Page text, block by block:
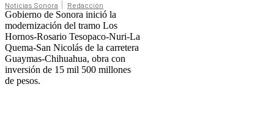
Noticias Sonora Redacción
Gobierno de Sonora inició la
modernización del tramo Los
Hornos-Rosario Tesopaco-Nuri-La
Quema-San Nicolás de la carretera
Guaymas-Chihuahua, obra con
inversión de 15 mil 500 millones
de pesos.